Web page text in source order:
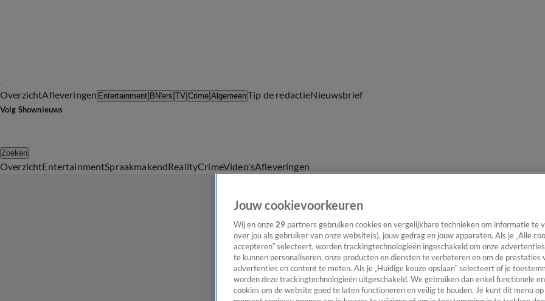
OverzichtAfleveringen Entertainment BN'ers TV Crime AlgemeenTip de redactieNieuwsbrief
Volg Shownieuws
Zoeken
OverzichtEntertainmentSpraakmakendRealityCrimeVideo'sAfleveringen
Jouw cookievoorkeuren
Wij en onze 29 partners gebruiken cookies en vergelijkbare technieken om informatie te
over jou als gebruiker van onze website(s), jouw gedrag en jouw apparaten. Als je „Alle
accepteren” selecteert, worden trackingtechnologieën ingeschakeld om onze
te kunnen personaliseren, onze producten en diensten te verbeteren en om de prestaties
advertenties en content te meten. Als je „Huidige keuze opslaan” selecteert of je
worden deze trackingtechnologieën uitgeschakeld. We gebruiken dan enkel functionele
cookies om de website goed te laten functioneren en veilig te houden. Je kunt dit menu